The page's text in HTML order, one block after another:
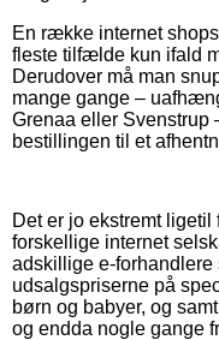
En række internet
fleste tilfælde kun ifald
Derudover må man
mange gange –
Grenaa eller Svenstrup
bestillingen til et
Det er jo ekstremt
forskellige internet
adskillige e-
udsalgspriserne på
børn og babyer, og
og endda nogle gange